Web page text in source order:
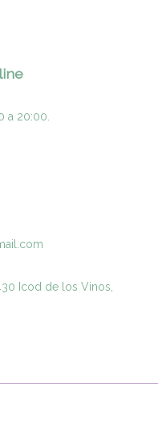
a 20:00.
Icod de los Vinos,